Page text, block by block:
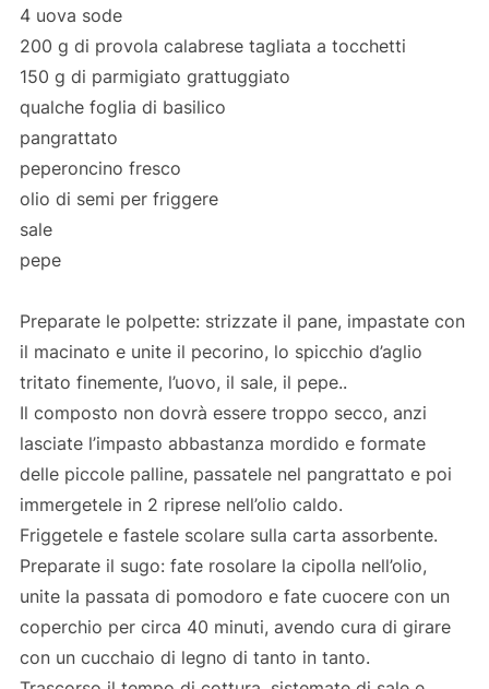
4 uova sode
200 g di provola calabrese tagliata a tocchetti
150 g di parmigiato grattuggiato
qualche foglia di basilico
pangrattato
peperoncino fresco
olio di semi per friggere
sale
pepe
Preparate le polpette: strizzate il pane, impastate con
il macinato e unite il pecorino, lo spicchio d’aglio
tritato finemente, l’uovo, il sale, il pepe..
Il composto non dovrà essere troppo secco, anzi
lasciate l’impasto abbastanza mordido e formate
delle piccole palline, passatele nel pangrattato e poi
immergetele in 2 riprese nell’olio caldo.
Friggetele e fastele scolare sulla carta assorbente.
Preparate il sugo: fate rosolare la cipolla nell’olio,
unite la passata di pomodoro e fate cuocere con un
coperchio per circa 40 minuti, avendo cura di girare
con un cucchaio di legno di tanto in tanto.